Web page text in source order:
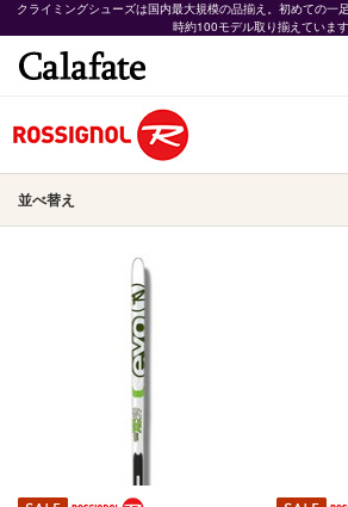
クライミングシューズは国内最大規模の品揃え。初めての一
時約100モデル取り揃えています
並べ替え